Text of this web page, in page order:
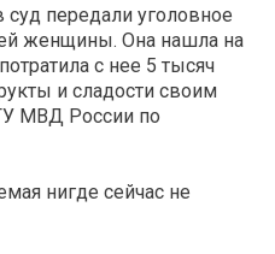
передали уголовное
женщины. Она нашла на
с нее 5 тысяч
и сладости своим
МВД России по
нигде сейчас не